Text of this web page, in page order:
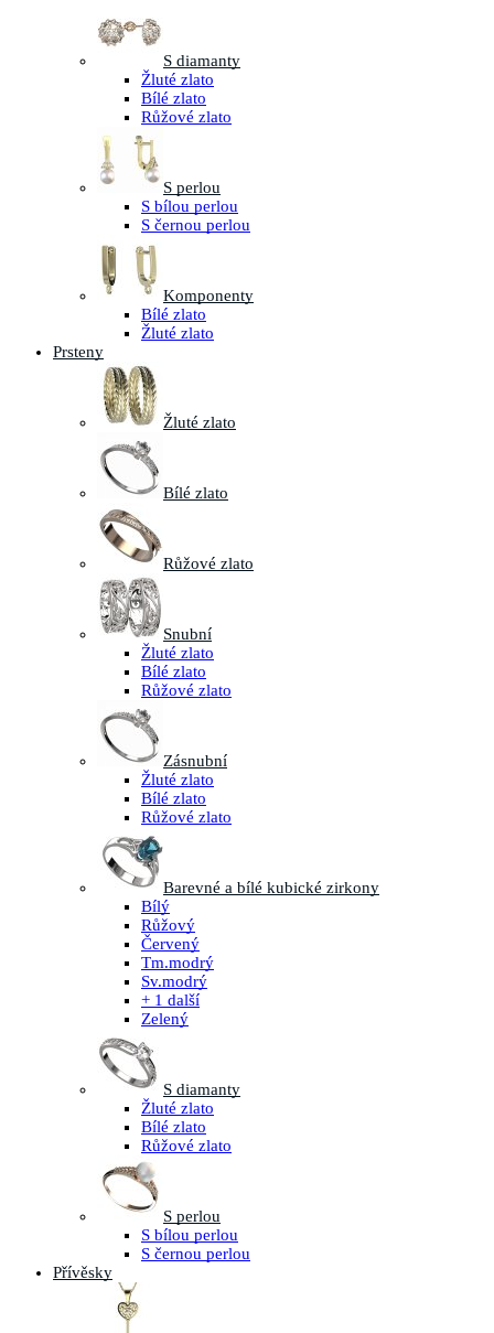
S diamanty
Žluté zlato
Bílé zlato
Růžové zlato
S perlou
S bílou perlou
S černou perlou
Komponenty
Bílé zlato
Žluté zlato
Prsteny
Žluté zlato
Bílé zlato
Růžové zlato
Snubní
Žluté zlato
Bílé zlato
Růžové zlato
Zásnubní
Žluté zlato
Bílé zlato
Růžové zlato
Barevné a bílé kubické zirkony
Bílý
Růžový
Červený
Tm.modrý
Sv.modrý
+ 1 další
Zelený
S diamanty
Žluté zlato
Bílé zlato
Růžové zlato
S perlou
S bílou perlou
S černou perlou
Přívěsky